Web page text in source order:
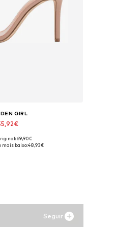
GIRL
37, 38, 40, 41
69,90€
mais baixo:48,93€
Seguir